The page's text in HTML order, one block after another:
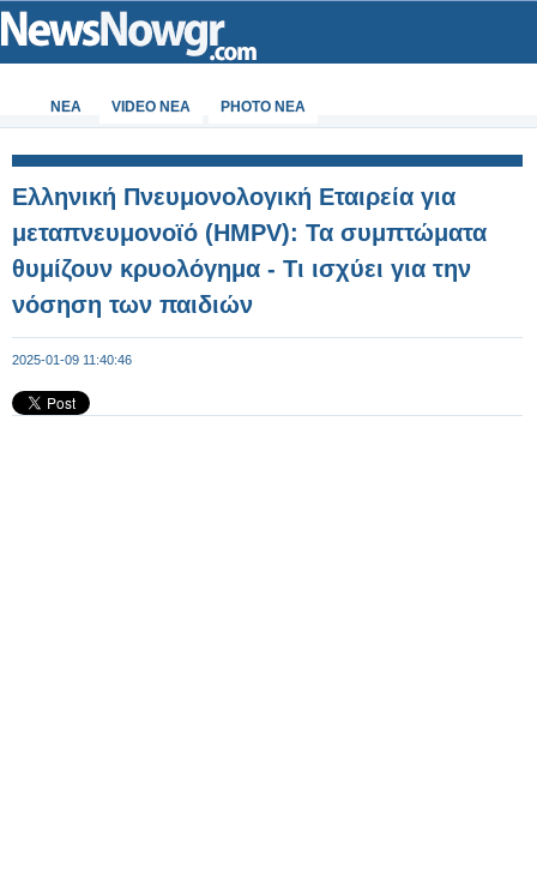
ΝΕΑ VIDEO NEA PHOTO NEA
Ελληνική Πνευμονολογική Εταιρεία για
μεταπνευμονοϊό (HMPV): Τα συμπτώματα
θυμίζουν κρυολόγημα - Τι ισχύει για την
νόσηση των παιδιών
2025-01-09 11:40:46